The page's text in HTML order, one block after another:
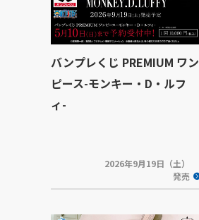
バンプレくじ PREMIUM ワン
ピース-モンキー・D・ルフ
ィ-
2026年9月19日（土）
発売